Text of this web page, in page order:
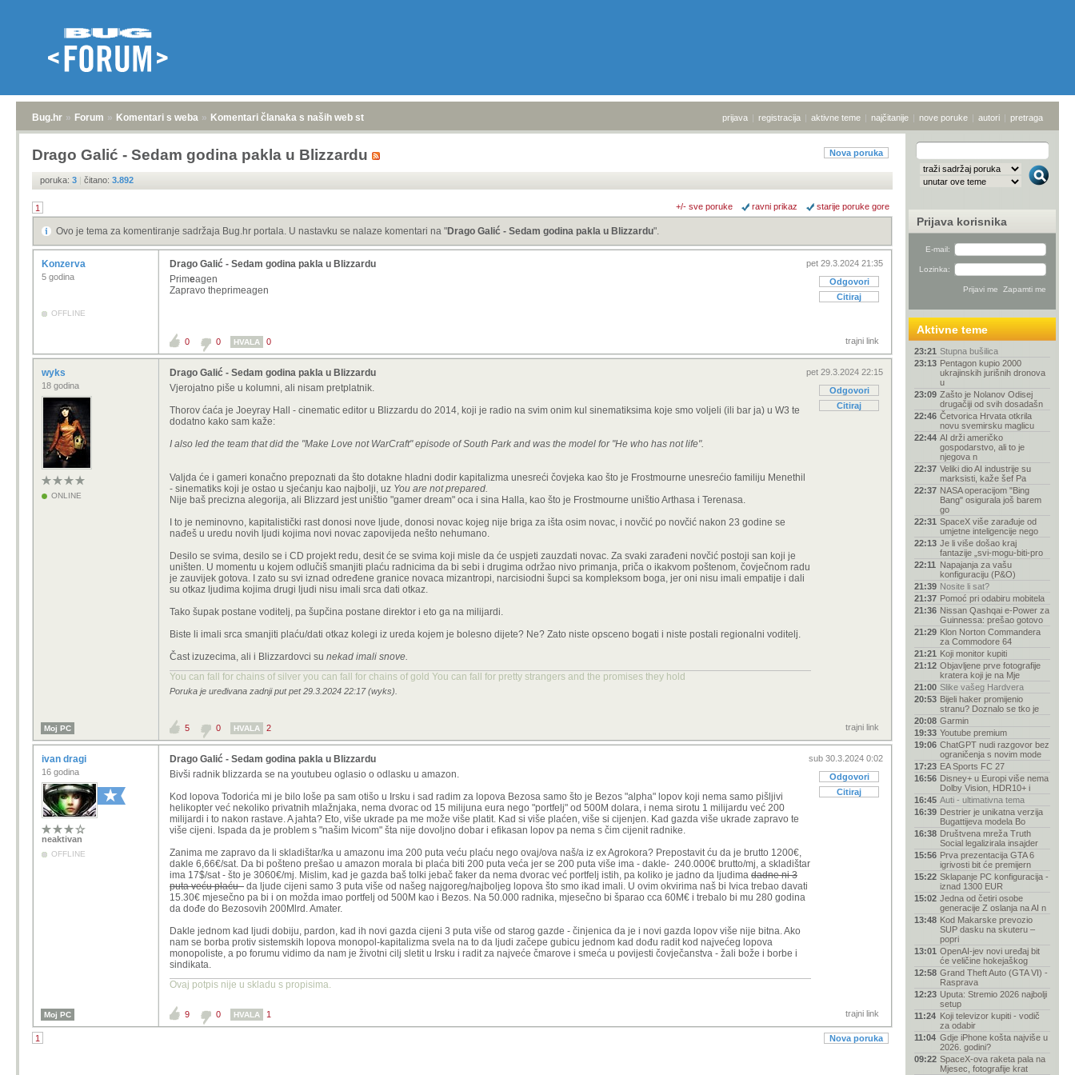
Bug.hr » Forum » Komentari s weba » Komentari članaka s naših web stranica prijava | registracija | aktivne teme | najčitanije | nove poruke | autori | pretraga
Nova poruka
Drago Galić - Sedam godina pakla u Blizzardu
poruka: 3 | čitano: 3.892
1 +/- sve poruke ravni prikaz starije poruke gore
Ovo je tema za komentiranje sadržaja Bug.hr portala. U nastavku se nalaze komentari na "Drago Galić - Sedam godina pakla u Blizzardu".
Konzerva
5 godina
OFFLINE
pet 29.3.2024 21:35
Odgovori
Citiraj
Drago Galić - Sedam godina pakla u Blizzardu
Primeagen
Zapravo theprimeagen
trajni link
0 0 HVALA 0
wyks
18 godina
ONLINE
pet 29.3.2024 22:15
Odgovori
Citiraj
Drago Galić - Sedam godina pakla u Blizzardu
Vjerojatno piše u kolumni, ali nisam pretplatnik.
Thorov ćaća je Joeyray Hall - cinematic editor u Blizzardu do 2014, koji je radio na svim onim kul sinematiksima koje smo voljeli (ili bar ja) u W3 te
dodatno kako sam kaže:
I also led the team that did the "Make Love not WarCraft" episode of South Park and was the model for "He who has not life".
Valjda će i gameri konačno prepoznati da što dotakne hladni dodir kapitalizma unesreći čovjeka kao što je Frostmourne unesrećio familiju Menethil
- sinematiks koji je ostao u sjećanju kao najbolji, uz You are not prepared.
Nije baš precizna alegorija, ali Blizzard jest uništio "gamer dream" oca i sina Halla, kao što je Frostmourne uništio Arthasa i Terenasa.
I to je neminovno, kapitalistički rast donosi nove ljude, donosi novac kojeg nije briga za išta osim novac, i novčić po novčić nakon 23 godine se
nađeš u uredu novih ljudi kojima novi novac zapovijeda nešto nehumano.
Desilo se svima, desilo se i CD projekt redu, desit će se svima koji misle da će uspjeti zauzdati novac. Za svaki zarađeni novčić postoji san koji je
uništen. U momentu u kojem odlučiš smanjiti plaću radnicima da bi sebi i drugima održao nivo primanja, priča o ikakvom poštenom, čovječnom radu
je zauvijek gotova. I zato su svi iznad određene granice novaca mizantropi, narcisiodni šupci sa kompleksom boga, jer oni nisu imali empatije i dali
su otkaz ljudima kojima drugi ljudi nisu imali srca dati otkaz.
Tako šupak postane voditelj, pa šupčina postane direktor i eto ga na milijardi.
Biste li imali srca smanjiti plaću/dati otkaz kolegi iz ureda kojem je bolesno dijete? Ne? Zato niste opsceno bogati i niste postali regionalni voditelj.
Čast izuzecima, ali i Blizzardovci su nekad imali snove.
You can fall for chains of silver you can fall for chains of gold You can fall for pretty strangers and the promises they hold
Poruka je uređivana zadnji put pet 29.3.2024 22:17 (wyks).
Moj PC trajni link
5 0 HVALA 2
ivan dragi
16 godina
neaktivan
OFFLINE
sub 30.3.2024 0:02
Odgovori
Citiraj
Drago Galić - Sedam godina pakla u Blizzardu
Bivši radnik blizzarda se na youtubeu oglasio o odlasku u amazon.
Kod lopova Todorića mi je bilo loše pa sam otišo u Irsku i sad radim za lopova Bezosa samo što je Bezos "alpha" lopov koji nema samo pišljivi
helikopter već nekoliko privatnih mlažnjaka, nema dvorac od 15 milijuna eura nego "portfelj" od 500M dolara, i nema sirotu 1 milijardu već 200
milijardi i to nakon rastave. A jahta? Eto, više ukrade pa me može više platit. Kad si više plaćen, više si cijenjen. Kad gazda više ukrade zapravo te
više cijeni. Ispada da je problem s "našim Ivicom" šta nije dovoljno dobar i efikasan lopov pa nema s čim cijenit radnike.
Zanima me zapravo da li skladištar/ka u amazonu ima 200 puta veću plaću nego ovaj/ova naš/a iz ex Agrokora? Prepostavit ću da je brutto 1200€,
dakle 6,66€/sat. Da bi pošteno prešao u amazon morala bi plaća biti 200 puta veća jer se 200 puta više ima - dakle- 240.000€ brutto/mj, a skladištar
ima 17$/sat - što je 3060€/mj. Mislim, kad je gazda baš tolki jebač faker da nema dvorac već portfelj istih, pa koliko je jadno da ljudima dadne ni 3
puta veću plaću - da ljude cijeni samo 3 puta više od našeg najgoreg/najboljeg lopova što smo ikad imali. U ovim okvirima naš bi Ivica trebao davati
15.30€ mjesečno pa bi i on možda imao portfelj od 500M kao i Bezos. Na 50.000 radnika, mjesečno bi šparao cca 60M€ i trebalo bi mu 280 godina
da dođe do Bezosovih 200Mlrd. Amater.
Dakle jednom kad ljudi dobiju, pardon, kad ih novi gazda cijeni 3 puta više od starog gazde - činjenica da je i novi gazda lopov više nije bitna. Ako
nam se borba protiv sistemskih lopova monopol-kapitalizma svela na to da ljudi začepe gubicu jednom kad dođu radit kod najvećeg lopova
monopoliste, a po forumu vidimo da nam je životni cilj sletit u Irsku i radit za najveće čmarove i smeća u povijesti čovječanstva - žali bože i borbe i
sindikata.
Ovaj potpis nije u skladu s propisima.
Moj PC trajni link
9 0 HVALA 1
1 Nova poruka
Prijava korisnika
E-mail:
Lozinka:
Aktivne teme
23:21 Stupna bušilica
23:13 Pentagon kupio 2000
ukrajinskih jurišnih dronova
u
23:09 Zašto je Nolanov Odisej
drugačiji od svih dosadašn
22:46 Četvorica Hrvata otkrila
novu svemirsku maglicu
22:44 AI drži američko
gospodarstvo, ali to je
njegova n
22:37 Veliki dio AI industrije su
marksisti, kaže šef Pa
22:37 NASA operacijom "Bing
Bang" osigurala još barem
go
22:31 SpaceX više zarađuje od
umjetne inteligencije nego
22:13 Je li više došao kraj
fantazije „svi-mogu-biti-pro
22:11 Napajanja za vašu
konfiguraciju (P&O)
21:39 Nosite li sat?
21:37 Pomoć pri odabiru mobitela
21:36 Nissan Qashqai e-Power za
Guinnessa: prešao gotovo
21:29 Klon Norton Commandera
za Commodore 64
21:21 Koji monitor kupiti
21:12 Objavljene prve fotografije
kratera koji je na Mje
21:00 Slike vašeg Hardvera
20:53 Bijeli haker promijenio
stranu? Doznalo se tko je
20:08 Garmin
19:33 Youtube premium
19:06 ChatGPT nudi razgovor bez
ograničenja s novim mode
17:23 EA Sports FC 27
16:56 Disney+ u Europi više nema
Dolby Vision, HDR10+ i
16:45 Auti - ultimativna tema
16:39 Destrier je unikatna verzija
Bugattijeva modela Bo
16:38 Društvena mreža Truth
Social legalizirala insajder
15:56 Prva prezentacija GTA 6
igrivosti bit će premijern
15:22 Sklapanje PC konfiguracija -
iznad 1300 EUR
15:02 Jedna od četiri osobe
generacije Z oslanja na AI n
13:48 Kod Makarske prevozio
SUP dasku na skuteru –
popri
13:01 OpenAI-jev novi uređaj bit
će veličine hokejaškog
12:58 Grand Theft Auto (GTA VI) -
Rasprava
12:23 Uputa: Stremio 2026 najbolji
setup
11:24 Koji televizor kupiti - vodič
za odabir
11:04 Gdje iPhone košta najviše u
2026. godini?
09:22 SpaceX-ova raketa pala na
Mjesec, fotografije krat